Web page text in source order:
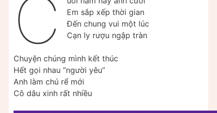
C
Em sắp xếp thời gian
Đến chung vui một lúc
Cạn ly rượu ngập tràn
Chuyện chúng mình kết thúc
Hết gọi nhau “người yêu”
Anh làm chú rể mới
Cô dâu xinh rất nhiều